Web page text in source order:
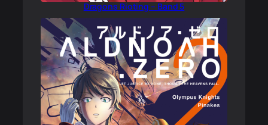
Dragons Rioting – Band 5